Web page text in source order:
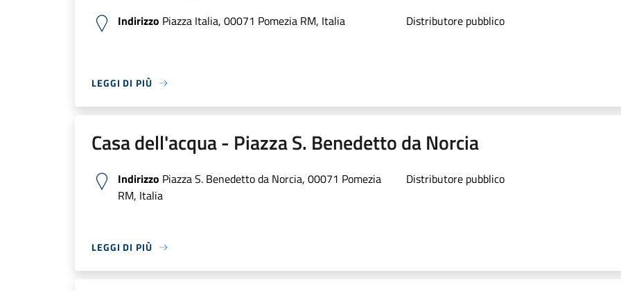
Indirizzo Piazza Italia, 00071 Pomezia RM, Italia Distributore pubblico
LEGGI DI PIÙ
Casa dell'acqua - Piazza S. Benedetto da Norcia
Indirizzo Piazza S. Benedetto da Norcia, 00071 Pomezia
RM, Italia
Distributore pubblico
LEGGI DI PIÙ